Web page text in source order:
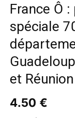
France Ô
spéciale
et Réunion
4.50 €